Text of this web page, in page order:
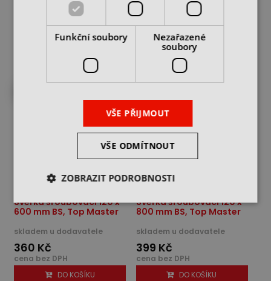
312 Kč
DO KOŠÍKU
338 Kč
cena bez DPH
DO KOŠÍKU
Svěrka šroubovací 120 x
600 mm BS, Top Master
skladem u dodavatele
360 Kč
cena bez DPH
DO KOŠÍKU
Svěrka šroubovací 120 x
800 mm BS, Top Master
skladem u dodavatele
399 Kč
cena bez DPH
DO KOŠÍKU
Funkční soubory
Nezařazené
soubory
VŠE PŘIJMOUT
VŠE ODMÍTNOUT
ZOBRAZIT PODROBNOSTI